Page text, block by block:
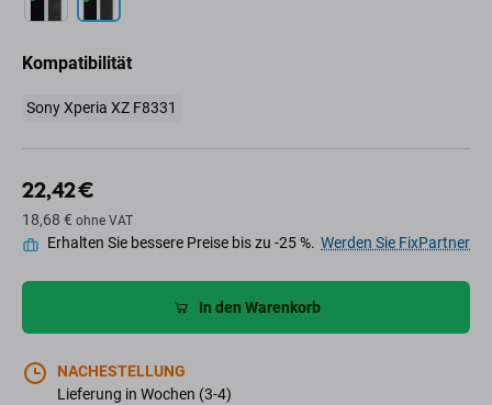
Kompatibilität
Sony Xperia XZ F8331
22,42 €
18,68 € ohne VAT
Erhalten Sie bessere Preise bis zu -25 %. Werden Sie FixPartner
In den Warenkorb
NACHESTELLUNG
Lieferung in Wochen (3-4)